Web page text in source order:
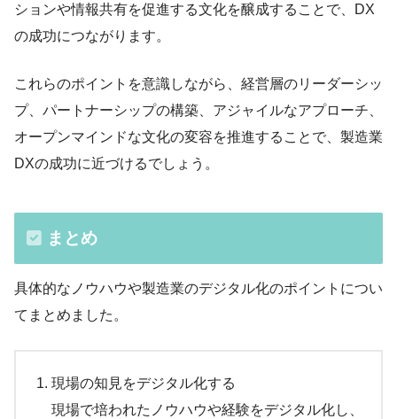
ションや情報共有を促進する文化を醸成することで、DX
の成功につながります。
これらのポイントを意識しながら、経営層のリーダーシッ
プ、パートナーシップの構築、アジャイルなアプローチ、
オープンマインドな文化の変容を推進することで、製造業
DXの成功に近づけるでしょう。
まとめ
具体的なノウハウや製造業のデジタル化のポイントについ
てまとめました。
現場の知見をデジタル化する
現場で培われたノウハウや経験をデジタル化し、